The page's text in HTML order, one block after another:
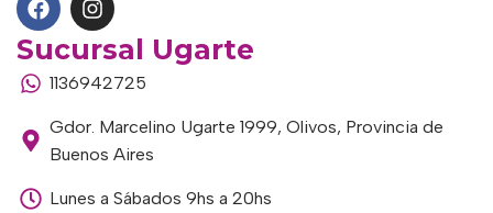
Sucursal Ugarte
1136942725
Gdor. Marcelino Ugarte 1999, Olivos, Provincia de
Buenos Aires
Lunes a Sábados 9hs a 20hs